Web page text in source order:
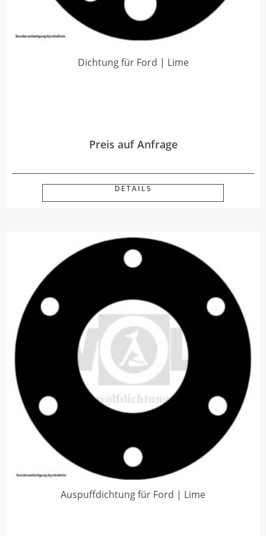
Dichtung für Ford | Lime
Preis auf Anfrage
DETAILS
Auspuffdichtung für Ford | Lime